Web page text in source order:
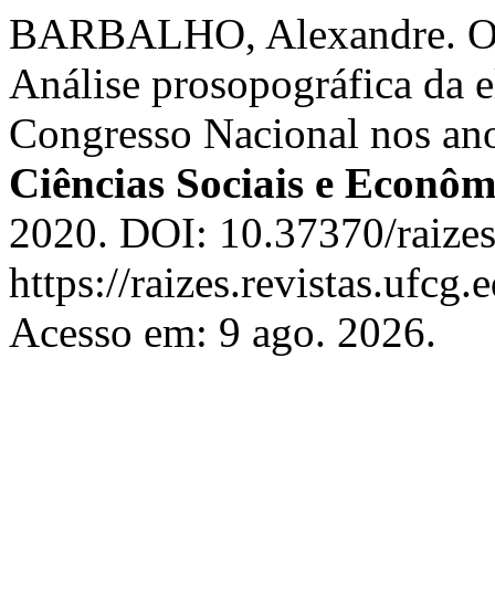
BARBALHO, Alexandre.
Análise prosopográfica da
Congresso Nacional nos
Ciências Sociais e
2020. DOI: 10.37370/
https://
Acesso em: 9 ago. 2026.